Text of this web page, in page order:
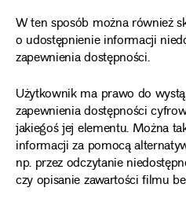
W ten sposób można również
o udostępnienie informacji
zapewnienia dostępności.
Użytkownik ma prawo do
zapewnienia dostępności
jakiegoś jej elementu. Można
informacji za pomocą
np. przez odczytanie
czy opisanie zawartości filmu